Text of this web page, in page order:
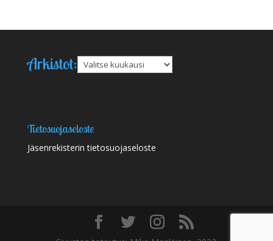
Arkistot: Arkistot
Tietosuojaseloste
Jäsenrekisterin tietosuojaseloste